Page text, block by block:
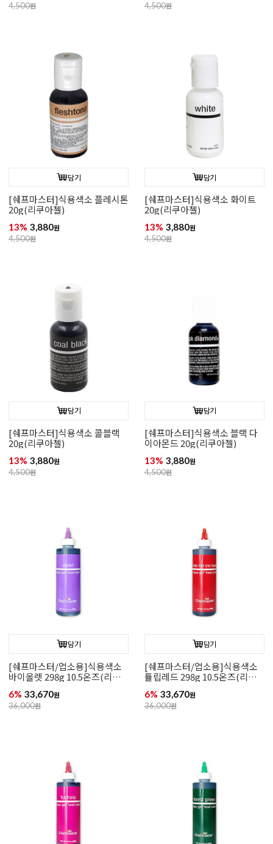
4,500원 4,500원
담기
[쉐프마스터]식용색소 플레시톤
20g(리쿠아젤)
13% 3,880원
4,500원
담기
[쉐프마스터]식용색소 화이트
20g(리쿠아젤)
13% 3,880원
4,500원
담기
[쉐프마스터]식용색소 콜블랙
20g(리쿠아젤)
13% 3,880원
4,500원
담기
[쉐프마스터]식용색소 블랙 다
이아몬드 20g(리쿠아젤)
13% 3,880원
4,500원
담기
[쉐프마스터/업소용]식용색소
바이올렛 298g 10.5온즈(리쿠
6% 33,670원
36,000원
담기
[쉐프마스터/업소용]식용색소
튤립레드 298g 10.5온즈(리쿠
6% 33,670원
36,000원